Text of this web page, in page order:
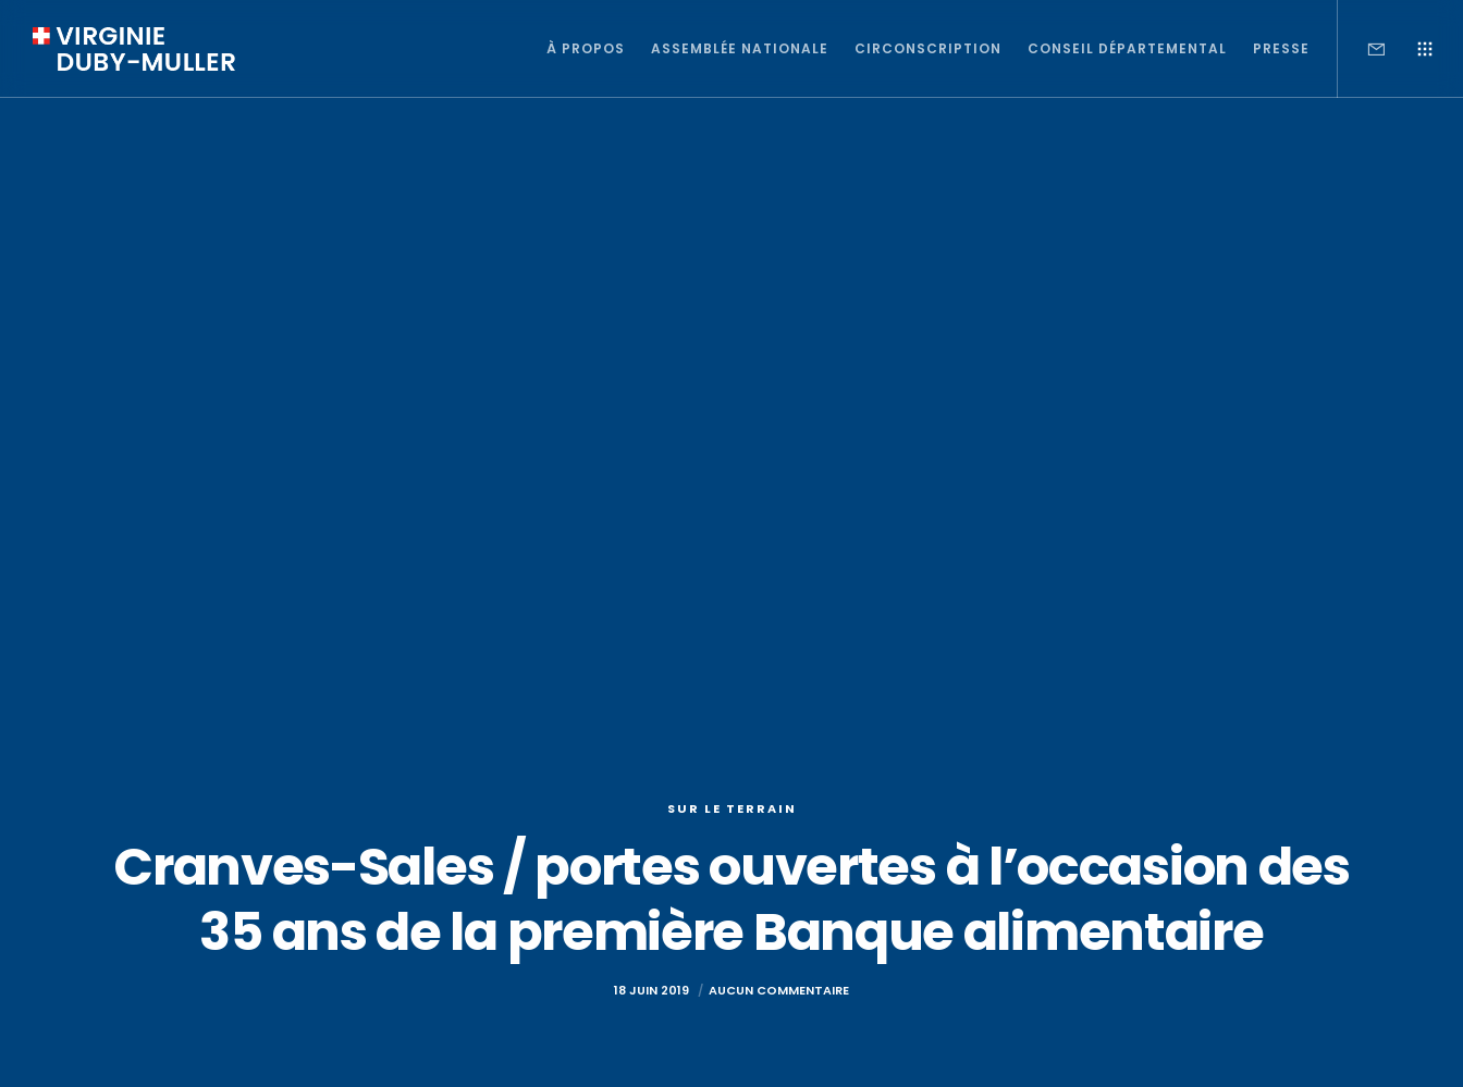
À PROPOS ASSEMBLÉE NATIONALE CIRCONSCRIPTION CONSEIL DÉPARTEMENTAL PRESSE
SUR LE TERRAIN
Cranves-Sales / portes ouvertes à l’occasion des
35 ans de la première Banque alimentaire
18 JUIN 2019 AUCUN COMMENTAIRE